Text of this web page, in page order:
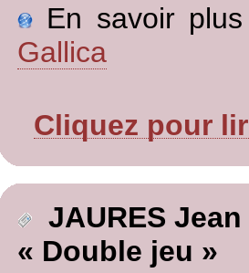
En savoir
Gallica
Cliquez pour
JAURES Jean
« Double jeu »